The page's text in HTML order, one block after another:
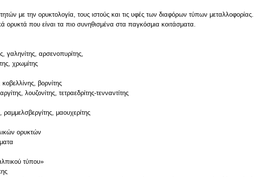
με την ορυκτολογία, τους ιστούς και τις υφές των διαφόρων τύπων μεταλλοφορίας.
ορυκτά που είναι τα πιο συνηθισμένα στα παγκόσμια κοιτάσματα.
γαληνίτης, αρσενοπυρίτης,
χρωµίτης
βορνίτης
λουζονίτης, τετραεδρίτης-τενναντίτης
μαουχερίτης
ορυκτών
τύπου»